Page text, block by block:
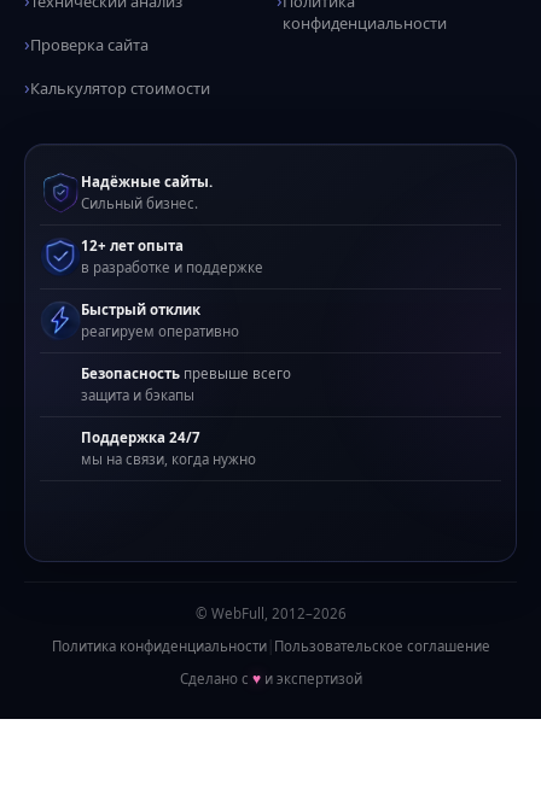
Проверка сайта
Калькулятор стоимости
конфиденциальности
Надёжные сайты.
Сильный бизнес.
12+ лет опыта
в разработке и поддержке
Быстрый отклик
реагируем оперативно
Безопасность превыше всего
защита и бэкапы
Поддержка 24/7
мы на связи, когда нужно
© WebFull, 2012–2026
Политика конфиденциальности| Пользовательское соглашение
Сделано с ♥и экспертизой